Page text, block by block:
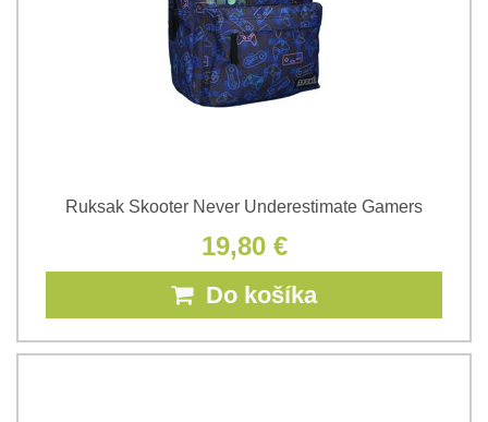
Ruksak Skooter Never Underestimate Gamers
19,80 €
Do košíka